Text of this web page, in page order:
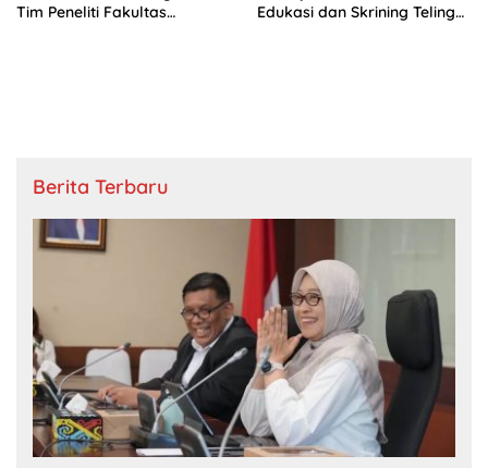
Tim Peneliti Fakultas
Edukasi dan Skrining Telinga
Berita Terbaru